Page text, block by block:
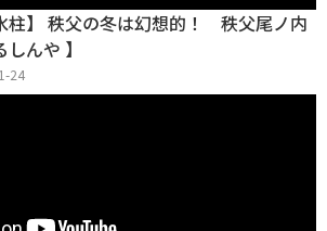
柱】 秩父の冬は幻想的！ 秩父尾ノ内
んや 】
24